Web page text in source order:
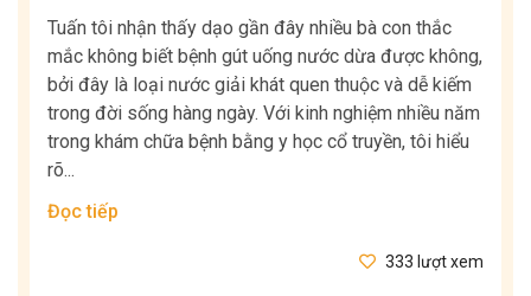
Tuấn tôi nhận thấy dạo gần đây nhiều bà con thắc
mắc không biết bệnh gút uống nước dừa được không,
bởi đây là loại nước giải khát quen thuộc và dễ kiếm
trong đời sống hàng ngày. Với kinh nghiệm nhiều năm
trong khám chữa bệnh bằng y học cổ truyền, tôi hiểu
rõ...
Đọc tiếp
333 lượt xem